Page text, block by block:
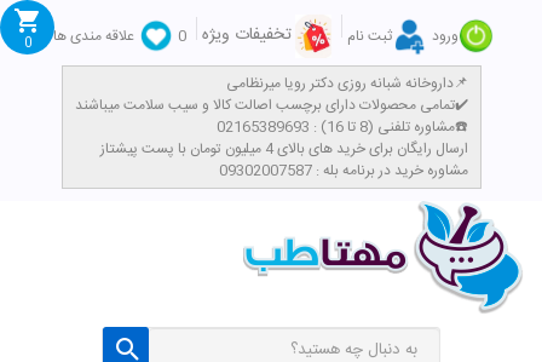
ورود ثبت نام تخفیفات ویژه 0
علاقه مندی ها
داروخانه شبانه روزی دکتر رویا میرنظامی📌
تمامی محصولات دارای برچسب اصالت کالا و سیب سلامت میباشند✔️
مشاوره تلفنی (8 تا 16) : 02165389693☎️
​ارسال رایگان برای خرید های بالای 4 میلیون تومان با پست پیشتاز
مشاوره خرید در برنامه بله : 09302007587
0